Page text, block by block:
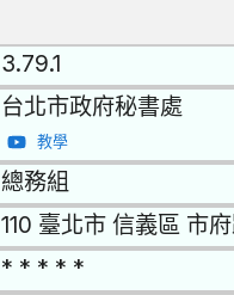
3.79.1
台北市政府秘書處
教學
總務組
110 臺北市 信義區 市
* * * * *